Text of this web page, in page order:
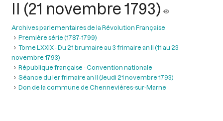
II (21 novembre 1793)
Archives parlementaires de la Révolution Française
Première série (1787-1799)
Tome LXXIX - Du 21 brumaire au 3 frimaire an II (11 au 23
novembre 1793)
République française - Convention nationale
Séance du ler frimaire an II (Jeudi 21 novembre 1793)
Don de la commune de Chennevières-sur-Marne